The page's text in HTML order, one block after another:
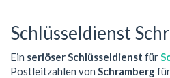
Schlüsseldienst
Ein seriöser Schlüsseldienst für
Postleitzahlen von Schramberg